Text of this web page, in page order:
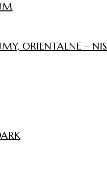
ORIENTALNE –